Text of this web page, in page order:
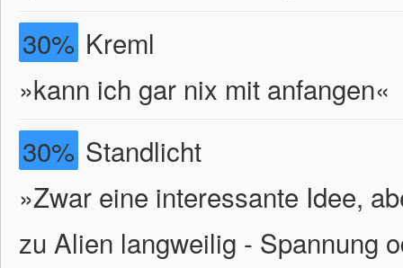
30% Kreml
»kann ich gar nix mit anfangen«
30% Standlicht
»Zwar eine interessante Idee,
zu Alien langweilig - Spannung